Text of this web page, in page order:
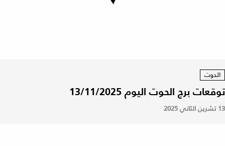
الحوت
توقعات برج الحوت اليوم 13/11/2025
13 تشرين الثاني 2025